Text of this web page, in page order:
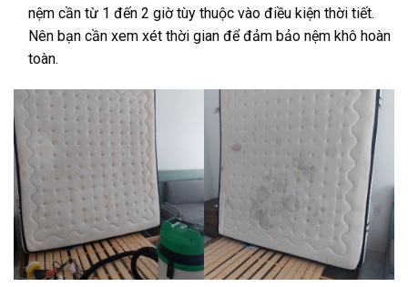
nệm cần từ 1 đến 2 giờ tùy thuộc vào điều kiện thời tiết.
Nên bạn cần xem xét thời gian để đảm bảo nệm khô hoàn
toàn.